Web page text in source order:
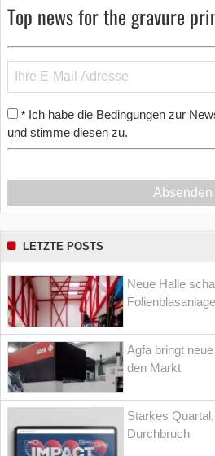
Top news for the gravure
* Ich habe die Bedingungen zur
und stimme diesen zu.
Absenden
LETZTE POSTS
Neue Halle
Agfa bringt
den Markt
Starkes
Durchbruch